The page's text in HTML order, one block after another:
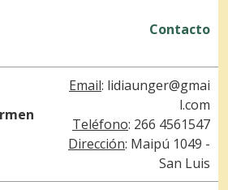
Contacto
Email: lidiaunger@gmai
l.com
Teléfono: 266 4561547
Dirección: Maipú 1049 -
San Luis